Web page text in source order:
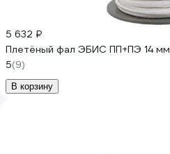
5 632 ₽
Плетёный фал ЭБИС ПП+ПЭ 14
5(9)
В корзину